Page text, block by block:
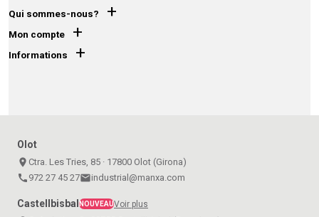
Qui sommes-nous? +
Mon compte +
Informations +
Olot
place Ctra. Les Tries, 85 · 17800 Olot (Girona)
call 972 27 45 27emailindustrial@manxa.com
Castellbisbal NOUVEAUVoir plus